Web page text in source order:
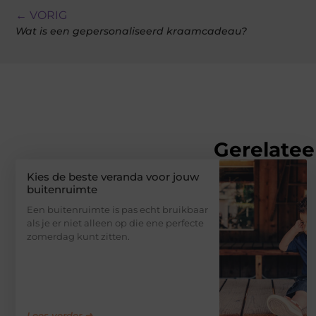
← VORIG
Wat is een gepersonaliseerd kraamcadeau?
Kies de beste veranda voor jouw
buitenruimte
Een buitenruimte is pas echt bruikbaar
als je er niet alleen op die ene perfecte
zomerdag kunt zitten.